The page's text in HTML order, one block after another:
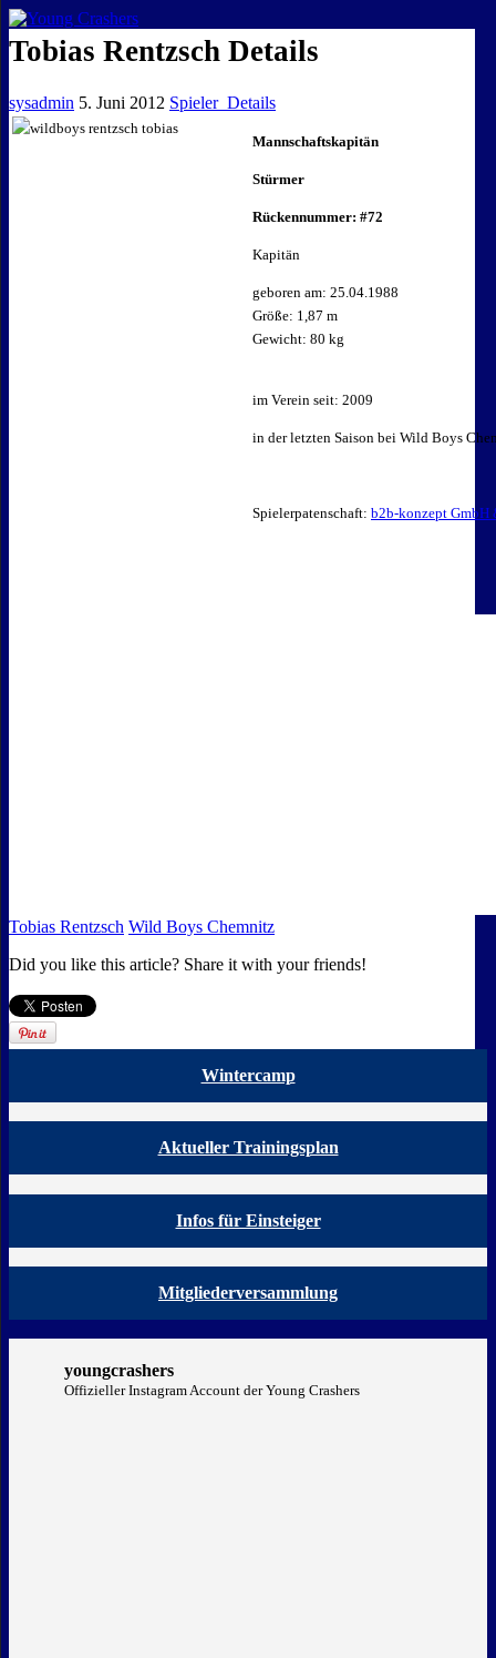
EISKALTE LEIDENSCHAFT
Tobias Rentzsch Details
sysadmin 5. Juni 2012 Spieler_Details
Mannschaftskapitän
Stürmer
Rückennummer: #72
Kapitän
geboren am: 25.04.1988
Größe: 1,87 m
Gewicht: 80 kg
im Verein seit: 2009
in der letzten Saison bei Wild Boys
Spielerpatenschaft: b2b-konzept GmbH
Tobias Rentzsch Wild Boys Chemnitz
Did you like this article? Share it with your friends!
Wintercamp
Aktueller Trainingsplan
Infos für Einsteiger
Mitgliederversammlung
youngcrashers
Offizieller Instagram Account der Young Crashers